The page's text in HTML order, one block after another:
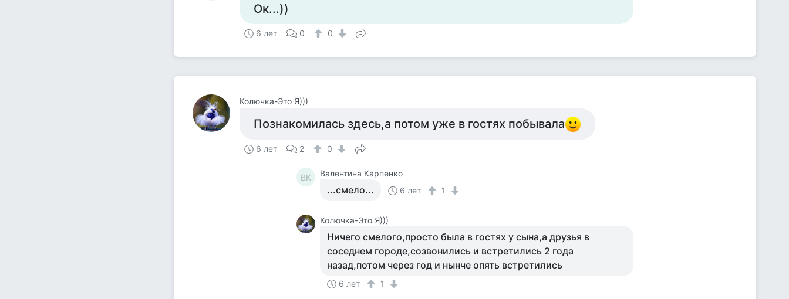
Ок...))
6 лет 0 0
Колючка-Это Я)))
Познакомилась здесь,а потом уже в гостях побывала
6 лет 2 0
ВК Валентина Карпенко
...смело... 6 лет 1
Колючка-Это Я)))
Ничего смелого,просто была в гостях у сына,а друзья в
соседнем городе,созвонились и встретились 2 года
назад,потом через год и нынче опять встретились
6 лет 1